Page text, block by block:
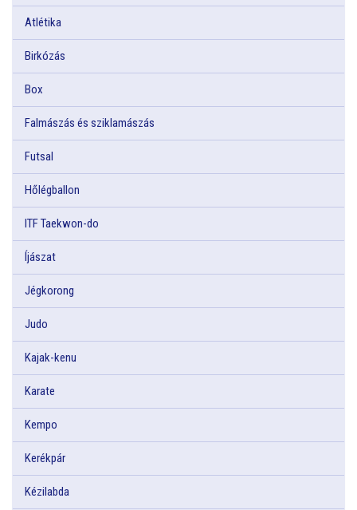
Atlétika
Birkózás
Box
Falmászás és sziklamászás
Futsal
Hőlégballon
ITF Taekwon-do
Íjászat
Jégkorong
Judo
Kajak-kenu
Karate
Kempo
Kerékpár
Kézilabda